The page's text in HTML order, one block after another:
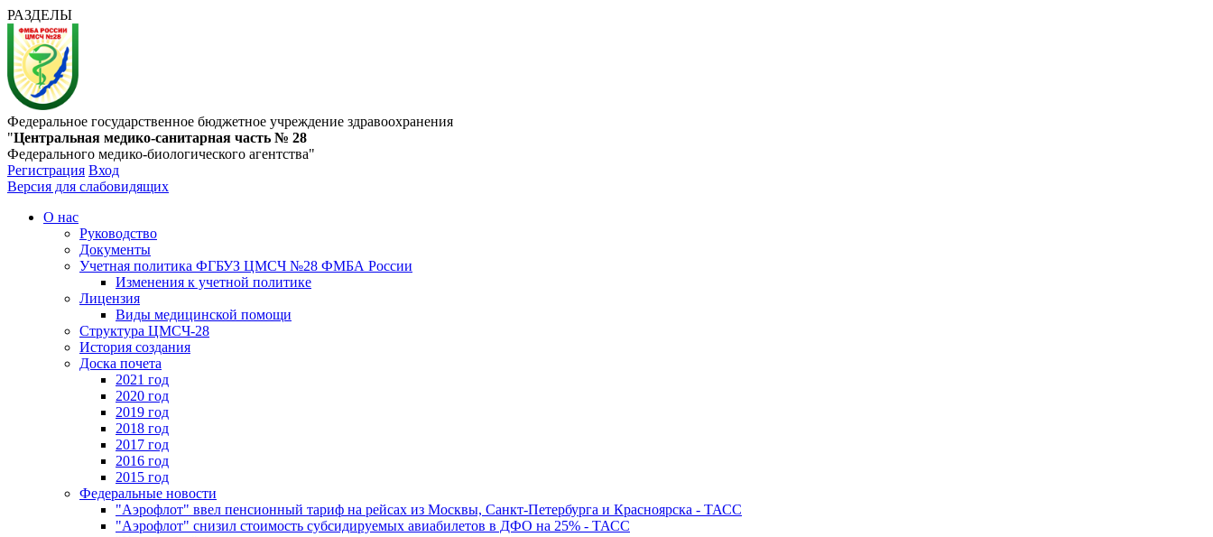
РАЗДЕЛЫ
Федеральное государственное бюджетное учреждение здравоохранения
"Центральная медико-санитарная часть № 28
Федерального медико-биологического агентства"
Регистрация Вход
Версия для слабовидящих
О нас
Руководство
Документы
Учетная политика ФГБУЗ ЦМСЧ №28 ФМБА России
Изменения к учетной политике
Лицензия
Виды медицинской помощи
Структура ЦМСЧ-28
История создания
Доска почета
2021 год
2020 год
2019 год
2018 год
2017 год
2016 год
2015 год
Федеральные новости
"Аэрофлот" ввел пенсионный тариф на рейсах из Москвы, Санкт-Петербурга и Красноярска - ТАСС
"Аэрофлот" снизил стоимость субсидируемых авиабилетов в ДФО на 25% - ТАСС